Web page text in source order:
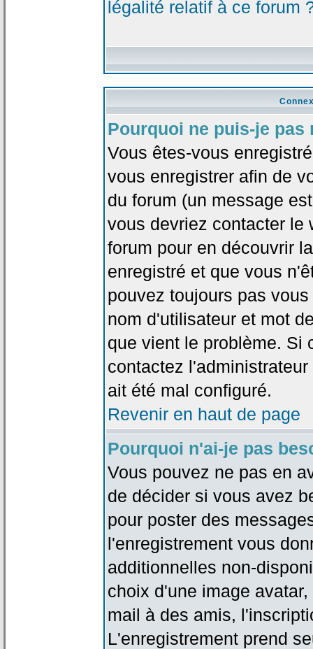
légalité relatif à ce forum
Pourquoi ne puis-je pas
Vous êtes-vous
vous enregistrer afin de
du forum (un message
vous devriez contacter le
forum pour en découvrir
enregistré et que vous
pouvez toujours pas
nom d'utilisateur et mot
que vient le problème. Si
contactez
ait été mal configuré.
Revenir en haut de page
Pourquoi n'ai-je pas
Vous pouvez ne pas en
de décider si vous avez
pour poster des
l'enregistrement vous
additionnelles non-
choix d'une image
mail à des amis,
L'enregistrement prend